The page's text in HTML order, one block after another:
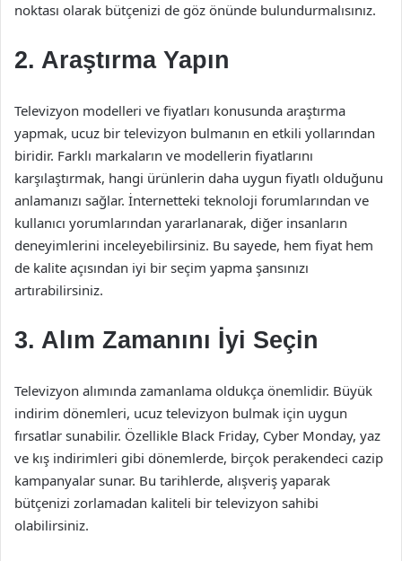
noktası olarak bütçenizi de göz önünde bulundurmalısınız.
2. Araştırma Yapın
Televizyon modelleri ve fiyatları konusunda araştırma
yapmak, ucuz bir televizyon bulmanın en etkili yollarından
biridir. Farklı markaların ve modellerin fiyatlarını
karşılaştırmak, hangi ürünlerin daha uygun fiyatlı olduğunu
anlamanızı sağlar. İnternetteki teknoloji forumlarından ve
kullanıcı yorumlarından yararlanarak, diğer insanların
deneyimlerini inceleyebilirsiniz. Bu sayede, hem fiyat hem
de kalite açısından iyi bir seçim yapma şansınızı
artırabilirsiniz.
3. Alım Zamanını İyi Seçin
Televizyon alımında zamanlama oldukça önemlidir. Büyük
indirim dönemleri, ucuz televizyon bulmak için uygun
fırsatlar sunabilir. Özellikle Black Friday, Cyber Monday, yaz
ve kış indirimleri gibi dönemlerde, birçok perakendeci cazip
kampanyalar sunar. Bu tarihlerde, alışveriş yaparak
bütçenizi zorlamadan kaliteli bir televizyon sahibi
olabilirsiniz.